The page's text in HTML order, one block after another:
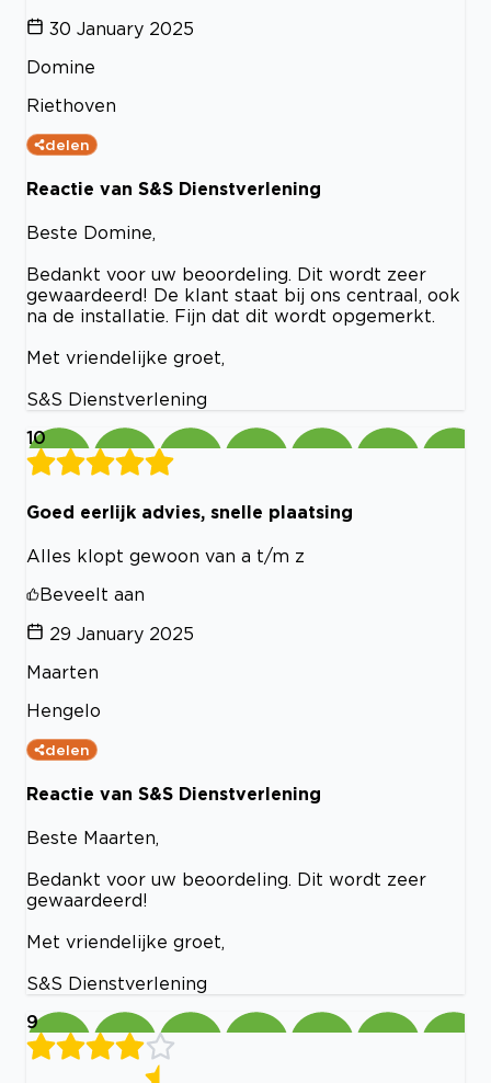
30 January 2025
Domine
Riethoven
delen
Reactie van S&S Dienstverlening
Beste Domine,
Bedankt voor uw beoordeling. Dit wordt zeer
gewaardeerd! De klant staat bij ons centraal, ook
na de installatie. Fijn dat dit wordt opgemerkt.
Met vriendelijke groet,
S&S Dienstverlening
10
Goed eerlijk advies, snelle plaatsing
Alles klopt gewoon van a t/m z
Beveelt aan
29 January 2025
Maarten
Hengelo
delen
Reactie van S&S Dienstverlening
Beste Maarten,
Bedankt voor uw beoordeling. Dit wordt zeer
gewaardeerd!
Met vriendelijke groet,
S&S Dienstverlening
9